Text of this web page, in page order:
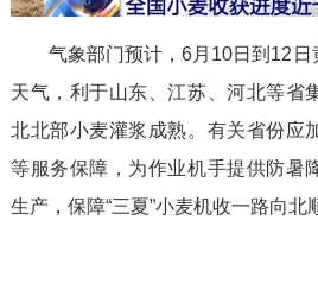
气象部门预计，6月10日到12
天气，利于山东、江苏、河北等省
北北部小麦灌浆成熟。有关省份应
等服务保障，为作业机手提供防暑
生产，保障“三夏”小麦机收一路向北